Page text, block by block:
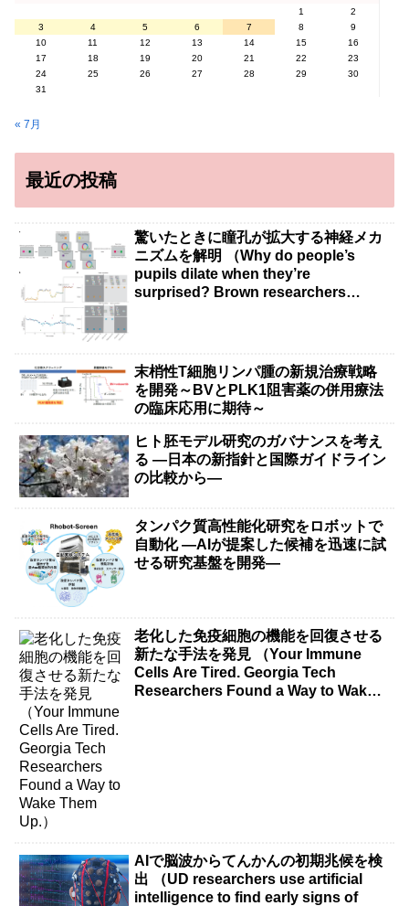
1
2
3
4 5 6 7 8
9
10
11 12 13 14 15
16
17
18 19 20 21 22
23
24
25 26 27 28 29
30
31
« 7月
最近の投稿
驚いたときに瞳孔が拡大する神経メカ
ニズムを解明 （Why do people’s
pupils dilate when they’re
surprised? Brown researchers
末梢性T細胞リンパ腫の新規治療戦略
を開発～BVとPLK1阻害薬の併用療法
の臨床応用に期待～
ヒト胚モデル研究のガバナンスを考え
る ―日本の新指針と国際ガイドライン
の比較から―
タンパク質高性能化研究をロボットで
自動化 ―AIが提案した候補を迅速に試
せる研究基盤を開発―
老化した免疫細胞の機能を回復させる
新たな手法を発見 （Your Immune
Cells Are Tired. Georgia Tech
Researchers Found a Way to Wake
AIで脳波からてんかんの初期兆候を検
出 （UD researchers use artificial
intelligence to find early signs of